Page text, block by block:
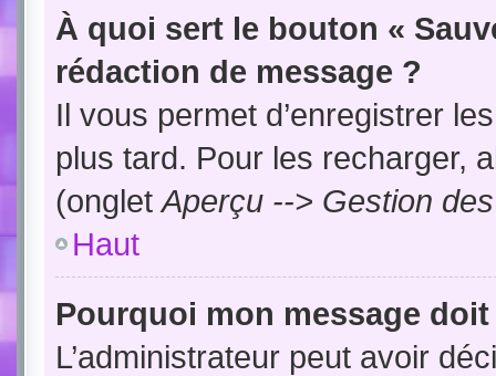
À quoi sert le bouton «
rédaction de message ?
Il vous permet d’enregistrer
plus tard. Pour les recharger,
(ongletAperçu --> Gestion
Haut
Pourquoi mon message
L’administrateur peut avoir